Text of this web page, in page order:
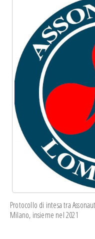
Protocollo di intesatra
Milano, insieme nel 2021